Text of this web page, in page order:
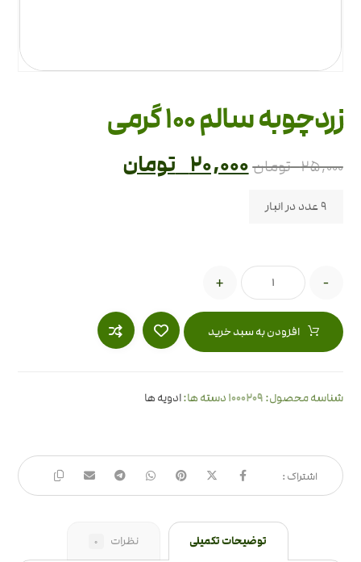
زردچوبه سالم 100 گرمی
۲۵,۰۰۰ تومان ۲۰,۰۰۰ تومان
9 عدد در انبار
-
+
افزودن به سبد خرید
شناسه محصول: 1000209 دسته ها:ادویه ها
توضیحات تکمیلی نظرات 0